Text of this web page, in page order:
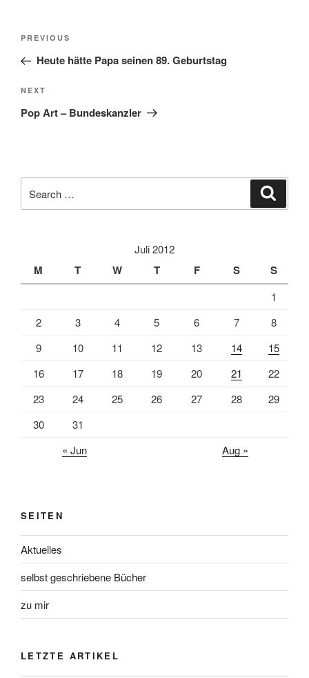
Post
Previous
Post
PREVIOUS
Heute hätte Papa seinen 89. Geburtstag
Next
Post
NEXT
Pop Art – Bundeskanzler
for:
Juli 2012
M T W T F S S
1
2
3 4 5 6 7
8
9
10 11 12 13 14
15
16
17 18 19 20 21
22
23
24 25 26 27 28
29
30
31
« Jun
Aug »
SEITEN
Aktuelles
selbst geschriebene Bücher
zu mir
LETZTE ARTIKEL